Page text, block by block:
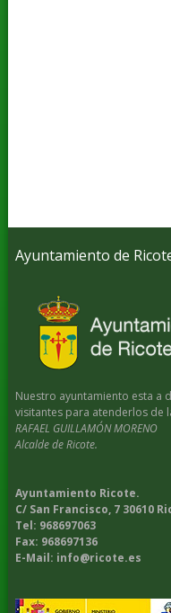
Ayuntamiento de
Nuestro ayuntamiento esta a
visitantes para atenderlos de
RAFAEL GUILLAMÓN MORENO
Alcalde de Ricote.
Ayuntamiento Ricote.
C/ San Francisco, 7 30610
Tel: 968697063
Fax: 968697136
E-Mail: info@ricote.es